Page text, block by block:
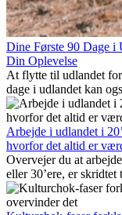
Dine Første 90 Dage i
Din Oplevelse
At flytte til udlandet
dage i udlandet kan
arbejdsplads,
hjemve er alle en del
dig, hvordan du får
og sikrer både
Arbejde i udlandet i
hvorfor det altid er
Overvejer du at
eller 30’ere, er
nogle gange
en forskel. Sandheden